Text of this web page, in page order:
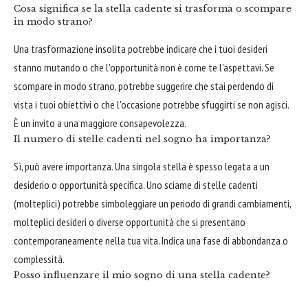
Cosa significa se la stella cadente si trasforma o scompare
in modo strano?
Una trasformazione insolita potrebbe indicare che i tuoi desideri
stanno mutando o che l'opportunità non è come te l'aspettavi. Se
scompare in modo strano, potrebbe suggerire che stai perdendo di
vista i tuoi obiettivi o che l'occasione potrebbe sfuggirti se non agisci.
È un invito a una maggiore consapevolezza.
Il numero di stelle cadenti nel sogno ha importanza?
Sì, può avere importanza. Una singola stella è spesso legata a un
desiderio o opportunità specifica. Uno sciame di stelle cadenti
(molteplici) potrebbe simboleggiare un periodo di grandi cambiamenti,
molteplici desideri o diverse opportunità che si presentano
contemporaneamente nella tua vita. Indica una fase di abbondanza o
complessità.
Posso influenzare il mio sogno di una stella cadente?